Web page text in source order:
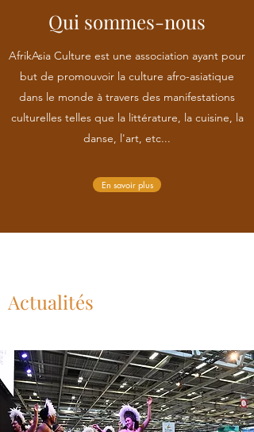
Qui sommes-nous
AfrikAsia Culture est une association ayant pour
but de promouvoir la culture afro-asiatique
dans le monde à travers des manifestations
culturelles telles que la littérature, la cuisine, la
danse, l'art, etc...
En savoir plus
Actualités